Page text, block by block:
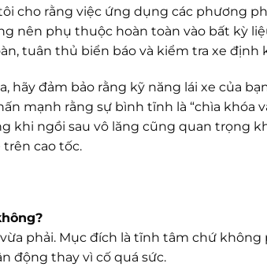
cho rằng việc ứng dụng các phương
nên phụ thuộc hoàn toàn vào bất kỳ
tuân thủ biển báo và kiểm tra xe định
hãy đảm bảo rằng kỹ năng lái xe của
mạnh rằng sự bình tĩnh là “chìa khóa
khi ngồi sau vô lăng cũng quan trọng
cao tốc.
phải. Mục đích là tĩnh tâm chứ không
động thay vì cố quá sức.